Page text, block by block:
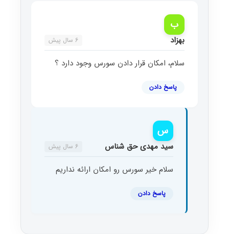
ب
بهزاد 6 سال پیش
سلام، امکان قرار دادن سورس وجود دارد ؟
پاسخ دادن
س
سید مهدی حق شناس 6 سال پیش
سلام خیر سورس رو امکان ارائه نداریم
پاسخ دادن